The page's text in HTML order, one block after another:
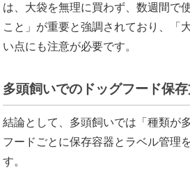
は、大袋を無理に買わず、数週間で
こと」が重要と強調されており、「
い点にも注意が必要です。
多頭飼いでのドッグフード保
結論として、多頭飼いでは「種類が
フードごとに保存容器とラベル管理
す。